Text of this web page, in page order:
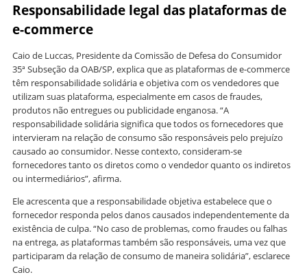
Responsabilidade legal das plataformas de
e-commerce
Caio de Luccas, Presidente da Comissão de Defesa do Consumidor
35ª Subseção da OAB/SP, explica que as plataformas de e-commerce
têm responsabilidade solidária e objetiva com os vendedores que
utilizam suas plataforma, especialmente em casos de fraudes,
produtos não entregues ou publicidade enganosa. “A
responsabilidade solidária significa que todos os fornecedores que
intervieram na relação de consumo são responsáveis pelo prejuízo
causado ao consumidor. Nesse contexto, consideram-se
fornecedores tanto os diretos como o vendedor quanto os indiretos
ou intermediários”, afirma.
Ele acrescenta que a responsabilidade objetiva estabelece que o
fornecedor responda pelos danos causados independentemente da
existência de culpa. “No caso de problemas, como fraudes ou falhas
na entrega, as plataformas também são responsáveis, uma vez que
participaram da relação de consumo de maneira solidária”, esclarece
Caio.